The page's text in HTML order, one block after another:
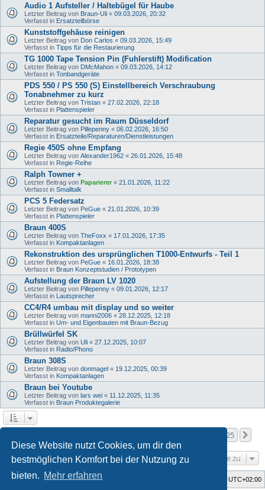
Diese Website nutzt Cookies, um dir den
bestmöglichen Komfort bei der Nutzung zu
bieten. Mehr erfahren
Audio 1 Aufsteller / Haltebügel für Haube
Letzter Beitrag von Braun-Uli « 09.03.2026, 20:32
Verfasst in Ersatzteilbörse
Kunststoffgehäuse reinigen
Letzter Beitrag von Don Carlos « 09.03.2026, 15:49
Verfasst in Tipps für die Restaurierung
TG 1000 Tape Tension Pin (Fuhlerstift) Modification
Letzter Beitrag von DMcMahon « 09.03.2026, 14:12
Verfasst in Tonbandgeräte
PDS 550 / PS 550 (S) Einstellbereich Verschraubung
Tonabnehmer zu kurz
Letzter Beitrag von Tristan « 27.02.2026, 22:18
Verfasst in Plattenspieler
Reparatur gesucht im Raum Düsseldorf
Letzter Beitrag von Pillepenny « 06.02.2026, 16:50
Verfasst in Ersatzteile/Reparaturen/Dienstleistungen
Regie 450S ohne Empfang
Letzter Beitrag von Alexander1962 « 26.01.2026, 15:48
Verfasst in Regie-Reihe
Ralph Towner +
Letzter Beitrag von Paparierer « 21.01.2026, 11:22
Verfasst in Smalltalk
PCS 5 Federsatz
Letzter Beitrag von PeGue « 21.01.2026, 10:39
Verfasst in Plattenspieler
Braun 400S
Letzter Beitrag von TheFoxx « 17.01.2026, 17:35
Verfasst in Kompaktanlagen
Rekonstruktion des ursprünglichen T1000-Entwurfs - Teil 1
Letzter Beitrag von PeGue « 16.01.2026, 18:38
Verfasst in Braun Konzeptstudien / Prototypen
Aufstellung der Braun LV 1020
Letzter Beitrag von Pillepenny « 09.01.2026, 12:17
Verfasst in Lautsprecher
CC4/R4 umbau mit display und so weiter
Letzter Beitrag von manni2006 « 28.12.2025, 12:18
Verfasst in Um- und Eigenbauten mit Braun-Bezug
Brüllwürfel SK
Letzter Beitrag von Uli « 27.12.2025, 10:07
Verfasst in Radio/Phono
Braun 308S
Letzter Beitrag von donmagel « 19.12.2025, 00:39
Verfasst in Kompaktanlagen
Braun bei Youtube
Letzter Beitrag von lars wei « 11.12.2025, 11:35
Verfasst in Braun Produktegalerie
25
Gehe zu
Foren-Übersicht UTC+02:00